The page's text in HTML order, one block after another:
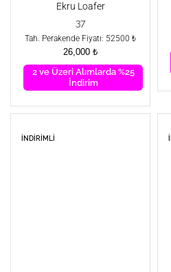
Ekru Loafer
37
Tah. Perakende Fiyatı: 52500 ₺
26,000 ₺
2 ve Üzeri Alımlarda %25
İndirim
İNDIRIMLI